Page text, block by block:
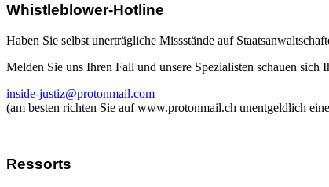
Whistleblower-Hotline
Haben Sie selbst unerträgliche Missstände auf
Melden Sie uns Ihren Fall und unsere Spezialisten schauen
inside-justiz@protonmail.com
(am besten richten Sie auf www.protonmail.ch unentgeldlich
Ressorts